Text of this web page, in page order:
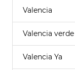
Valencia
Valencia verde
Valencia Ya